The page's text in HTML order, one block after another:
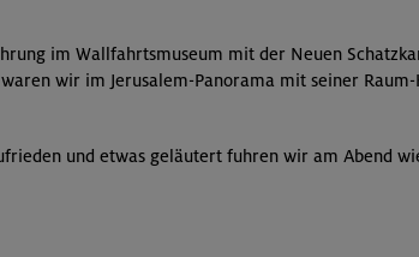
im Wallfahrtsmuseum mit der Neuen
wir im Jerusalem-Panorama mit seiner
und etwas geläutert fuhren wir am Abend